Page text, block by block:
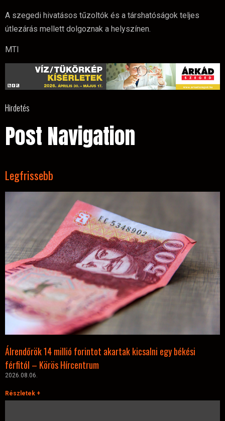
A szegedi hivatásos tűzoltók és a társhatóságok teljes
útlezárás mellett dolgoznak a helyszínen.
MTI
Hirdetés
Post Navigation
Legfrissebb
Álrendőrök 14 millió forintot akartak kicsalni egy békési
férfitól – Körös Hírcentrum
2026.08.06.
Részletek +